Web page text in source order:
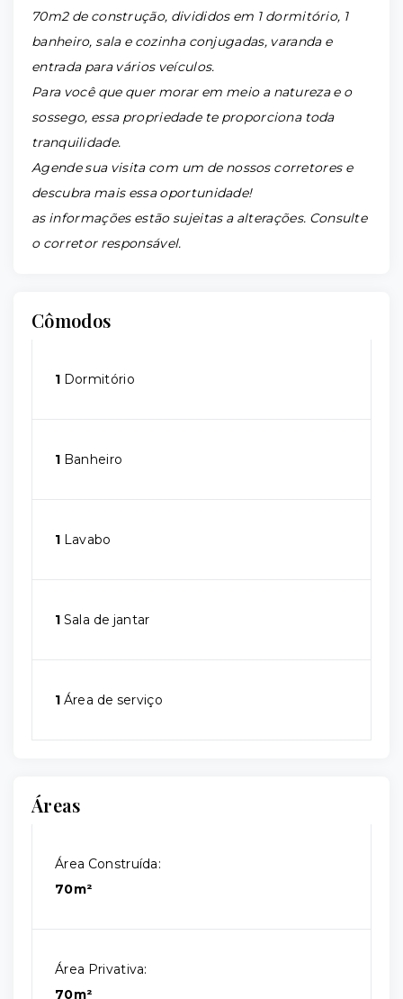
70m2 de construção, divididos em 1 dormitório, 1
banheiro, sala e cozinha conjugadas, varanda e
entrada para vários veículos.
Para você que quer morar em meio a natureza e o
sossego, essa propriedade te proporciona toda
tranquilidade.
Agende sua visita com um de nossos corretores e
descubra mais essa oportunidade!
as informações estão sujeitas a alterações. Consulte
o corretor responsável.
Cômodos
1 Dormitório
1 Banheiro
1 Lavabo
1 Sala de jantar
1 Área de serviço
Áreas
Área Construída:
70m²
Área Privativa:
70m²